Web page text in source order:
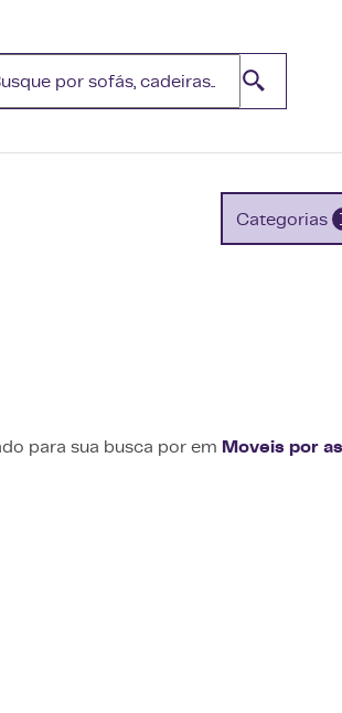
Categorias
para sua busca por em Moveis por